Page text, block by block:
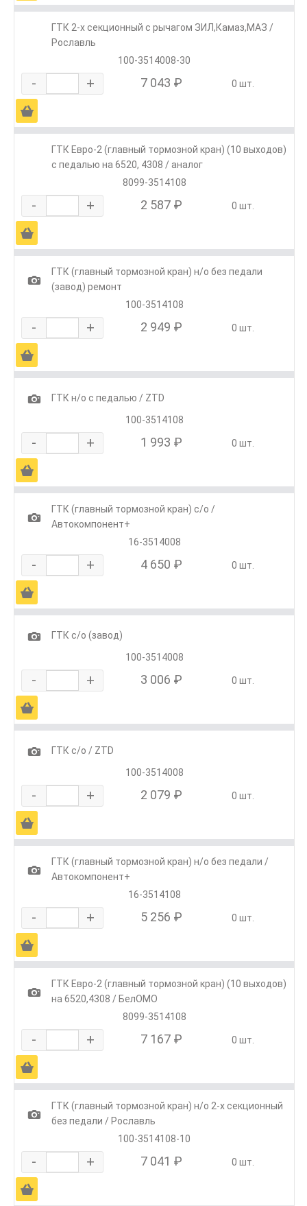
ГТК 2-х секционный с рычагом ЗИЛ,Камаз,МАЗ /
Рославль
100-3514008-30
- + 7 043 ₽ 0 шт.
Ä
ГТК Евро-2 (главный тормозной кран) (10 выходов)
с педалью на 6520, 4308 / аналог
8099-3514108
- + 2 587 ₽ 0 шт.
Ä
1
ГТК (главный тормозной кран) н/о без педали
(завод) ремонт
100-3514108
- + 2 949 ₽ 0 шт.
Ä
1
ГТК н/о с педалью / ZTD
100-3514108
- + 1 993 ₽ 0 шт.
Ä
1
ГТК (главный тормозной кран) с/о /
Автокомпонент+
16-3514008
- + 4 650 ₽ 0 шт.
Ä
1
ГТК с/о (завод)
100-3514008
- + 3 006 ₽ 0 шт.
Ä
1
ГТК с/о / ZTD
100-3514008
- + 2 079 ₽ 0 шт.
Ä
1
ГТК (главный тормозной кран) н/о без педали /
Автокомпонент+
16-3514108
- + 5 256 ₽ 0 шт.
Ä
1
ГТК Евро-2 (главный тормозной кран) (10 выходов)
на 6520,4308 / БелОМО
8099-3514108
- + 7 167 ₽ 0 шт.
Ä
1
ГТК (главный тормозной кран) н/о 2-х секционный
без педали / Рославль
100-3514108-10
- + 7 041 ₽ 0 шт.
Ä